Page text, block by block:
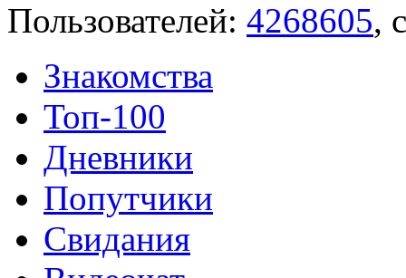
Пользователей: 4268605,
Знакомства
Топ-100
Дневники
Попутчики
Свидания